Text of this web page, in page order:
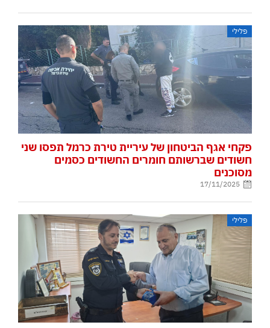
פלילי
פקחי אגף הביטחון של עיריית טירת כרמל תפסו שני
חשודים שברשותם חומרים החשודים כסמים
מסוכנים
17/11/2025
פלילי